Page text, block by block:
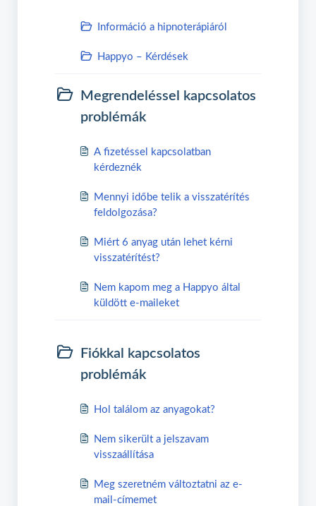
Információ a hipnoterápiáról
Happyo – Kérdések
Megrendeléssel kapcsolatos
problémák
A fizetéssel kapcsolatban
kérdeznék
Mennyi időbe telik a visszatérítés
feldolgozása?
Miért 6 anyag után lehet kérni
visszatérítést?
Nem kapom meg a Happyo által
küldött e-maileket
Fiókkal kapcsolatos
problémák
Hol találom az anyagokat?
Nem sikerült a jelszavam
visszaállítása
Meg szeretném változtatni az e-
mail-címemet